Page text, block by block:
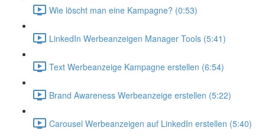
Wie löscht man eine Kampagne? (0:53)
LinkedIn Werbeanzeigen Manager Tools (5:41)
Text Werbeanzeige Kampagne erstellen (6:54)
Brand Awareness Werbeanzeige erstellen (5:22)
Carousel Werbeanzeigen auf LinkedIn erstellen (5:40)